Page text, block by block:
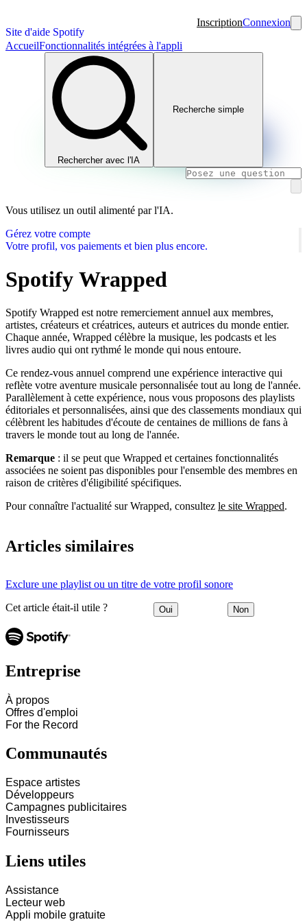
Site d'aide Spotify
InscriptionConnexion
AccueilFonctionnalités intégrées à l'appli
Rechercher avec l'IA
Recherche simple
Vous utilisez un outil alimenté par l'IA.
Gérez votre compte
Votre profil, vos paiements et bien plus encore.
Spotify Wrapped
Spotify Wrapped est notre remerciement annuel aux membres,
artistes, créateurs et créatrices, auteurs et autrices du monde entier.
Chaque année, Wrapped célèbre la musique, les podcasts et les
livres audio qui ont rythmé le monde qui nous entoure.
Ce rendez-vous annuel comprend une expérience interactive qui
reflète votre aventure musicale personnalisée tout au long de l'année.
Parallèlement à cette expérience, nous vous proposons des playlists
éditoriales et personnalisées, ainsi que des classements mondiaux qui
célèbrent les habitudes d'écoute de centaines de millions de fans à
travers le monde tout au long de l'année.
Remarque : il se peut que Wrapped et certaines fonctionnalités
associées ne soient pas disponibles pour l'ensemble des membres en
raison de critères d'éligibilité spécifiques.
Pour connaître l'actualité sur Wrapped, consultez le site Wrapped.
Articles similaires
Exclure une playlist ou un titre de votre profil sonore
Cet article était-il utile ? Oui Non
Entreprise
À propos
Offres d'emploi
For the Record
Communautés
Espace artistes
Développeurs
Campagnes publicitaires
Investisseurs
Fournisseurs
Liens utiles
Assistance
Lecteur web
Appli mobile gratuite